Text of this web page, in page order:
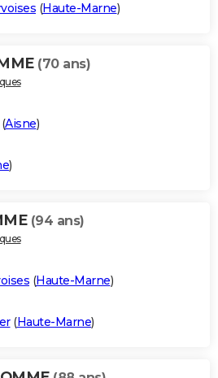
(Haute-Marne)
(70 ans)
(Aisne)
)
(94 ans)
(Haute-Marne)
(Haute-Marne)